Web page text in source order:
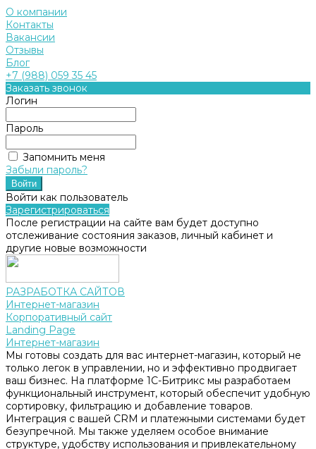
О компании
Контакты
Вакансии
Отзывы
Блог
+7 (988) 059 35 45
Заказать звонок
Логин
Пароль
Запомнить меня
Забыли пароль?
Войти как пользователь
Зарегистрироваться
После регистрации на сайте вам будет доступно
отслеживание состояния заказов, личный кабинет и
другие новые возможности
РАЗРАБОТКА САЙТОВ
Интернет-магазин
Корпоративный сайт
Landing Page
Интернет-магазин
Мы готовы создать для вас интернет-магазин, который не
только легок в управлении, но и эффективно продвигает
ваш бизнес. На платформе 1С-Битрикс мы разработаем
функциональный инструмент, который обеспечит удобную
сортировку, фильтрацию и добавление товаров.
Интеграция с вашей CRM и платежными системами будет
безупречной. Мы также уделяем особое внимание
структуре, удобству использования и привлекательному